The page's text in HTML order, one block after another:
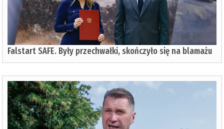
Falstart SAFE. Były przechwałki, skończyło się na blamażu